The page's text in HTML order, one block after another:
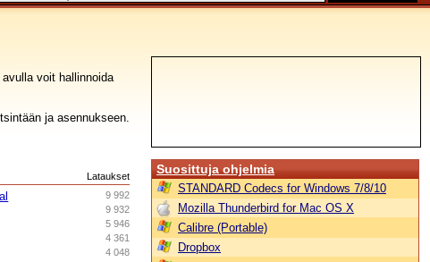
voit hallinnoida
ja asennukseen.
Lataukset
9 992
9 932
5 946
4 361
4 048
Suosittuja ohjelmia
STANDARD Codecs for Windows 7/8/10
Mozilla Thunderbird for Mac OS X
Calibre (Portable)
Dropbox